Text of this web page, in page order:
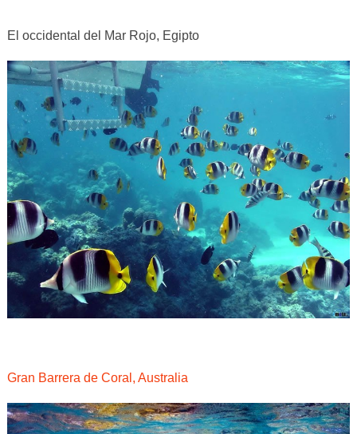
El occidental del Mar Rojo, Egipto
Gran Barrera de Coral, Australia